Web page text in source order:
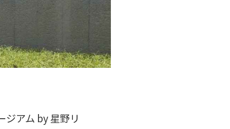
アム by 星野リ